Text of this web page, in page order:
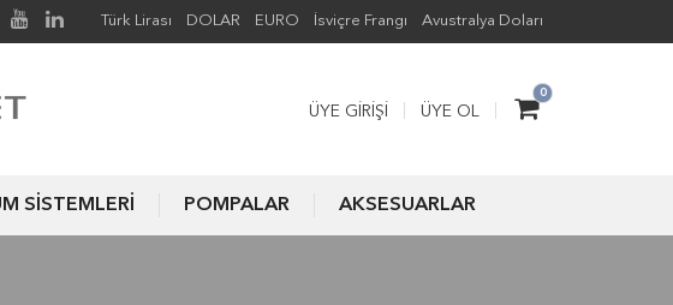
Türk Lirası DOLAR EURO İsviçre Frangı Avustralya Doları
0
ÜYE GIRIŞI ÜYE OL
SİSTEMLERİ POMPALAR AKSESUARLAR